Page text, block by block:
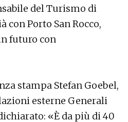
del Turismo di
con Porto San Rocco,
futuro con
stampa Stefan Goebel,
esterne Generali
«È da più di 40